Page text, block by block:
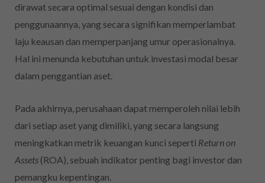
dirawat secara optimal sesuai dengan kondisi dan
penggunaannya, yang secara signifikan memperlambat
laju keausan dan memperpanjang umur operasionalnya.
Hal ini menunda kebutuhan untuk investasi modal besar
dalam penggantian aset.
Pada akhirnya, perusahaan dapat memperoleh nilai lebih
dari setiap aset yang dimiliki, yang secara langsung
meningkatkan metrik keuangan kunci seperti Return on
Assets (ROA), sebuah indikator penting bagi investor dan
pemangku kepentingan.